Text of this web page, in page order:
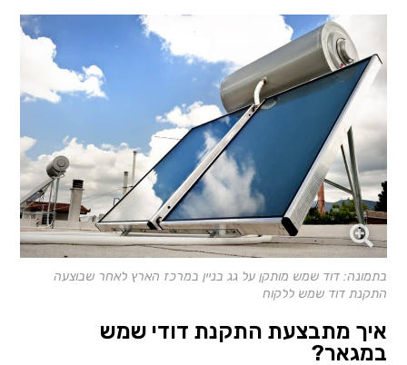
בתמונה: דוד שמש מותקן על גג בניין במרכז הארץ לאחר שבוצעה
התקנת דוד שמש ללקוח
איך מתבצעת התקנת דודי שמש
במגאר?